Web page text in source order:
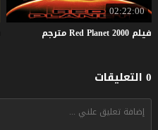
02:22:00
فيلم RedPlanet2000 مترجم
0 التعليقات